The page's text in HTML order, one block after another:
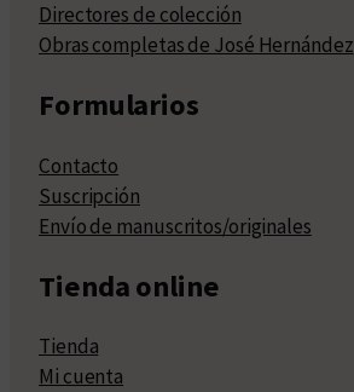
Directores de colección
Obras completas de José Hernández
Formularios
Contacto
Suscripción
Envío de manuscritos/originales
Tienda online
Tienda
Mi cuenta